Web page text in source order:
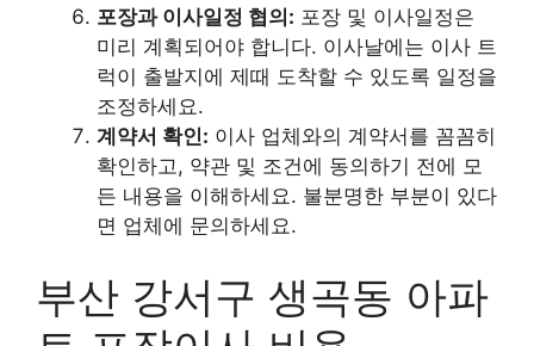
포장과 이사일정 협의: 포장 및 이사일정은
미리 계획되어야 합니다. 이사날에는 이사 트
럭이 출발지에 제때 도착할 수 있도록 일정을
조정하세요.
계약서 확인: 이사 업체와의 계약서를 꼼꼼히
확인하고, 약관 및 조건에 동의하기 전에 모
든 내용을 이해하세요. 불분명한 부분이 있다
면 업체에 문의하세요.
부산 강서구 생곡동 아파